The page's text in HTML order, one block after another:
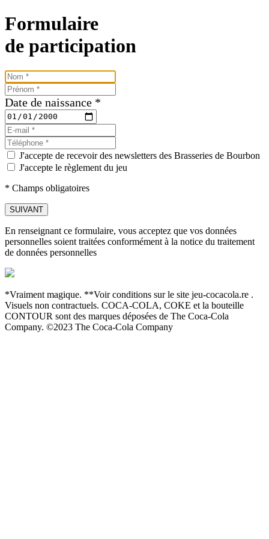
Formulaire
de participation
Date de naissance *
J'accepte de recevoir des newsletters des Brasseries de Bourbon
J'accepte le règlement du jeu
* Champs obligatoires
En renseignant ce formulaire, vous acceptez que vos données
personnelles soient traitées conformément à la notice du traitement
de données personnelles
*Vraiment magique. **Voir conditions sur le site jeu-cocacola.re .
Visuels non contractuels. COCA-COLA, COKE et la bouteille
CONTOUR sont des marques déposées de The Coca-Cola
Company. ©2023 The Coca-Cola Company